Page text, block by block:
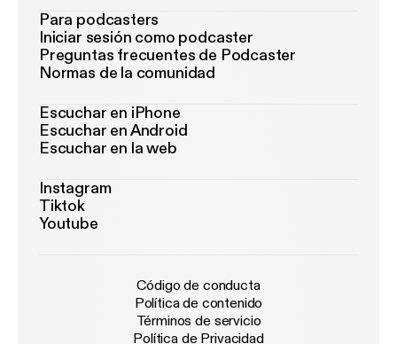
Para podcasters
Iniciar sesión como podcaster
Preguntas frecuentes de Podcaster
Normas de la comunidad
Escuchar en iPhone
Escuchar en Android
Escuchar en la web
Instagram
Tiktok
Youtube
Código de conducta
Política de contenido
Términos de servicio
Política de Privacidad